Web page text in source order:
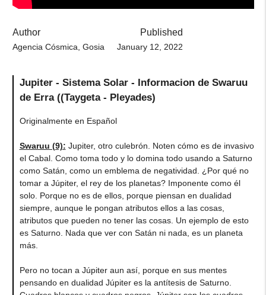
Author
Agencia Cósmica, Gosia
Published
January 12, 2022
Jupiter - Sistema Solar - Informacion de Swaruu
de Erra ((Taygeta - Pleyades)
Originalmente en Español
Swaruu (9): Jupiter, otro culebrón. Noten cómo es de invasivo
el Cabal. Como toma todo y lo domina todo usando a Saturno
como Satán, como un emblema de negatividad. ¿Por qué no
tomar a Júpiter, el rey de los planetas? Imponente como él
solo. Porque no es de ellos, porque piensan en dualidad
siempre, aunque le pongan atributos ellos a las cosas,
atributos que pueden no tener las cosas. Un ejemplo de esto
es Saturno. Nada que ver con Satán ni nada, es un planeta
más.
Pero no tocan a Júpiter aun así, porque en sus mentes
pensando en dualidad Júpiter es la antítesis de Saturno.